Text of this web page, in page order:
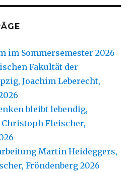
im Sommersemester 2026
Fakultät der
Joachim Leberecht,
bleibt lebendig,
Christoph Fleischer,
Martin Heideggers,
Fröndenberg 2026